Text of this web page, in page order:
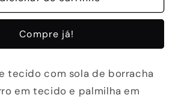
K134Compre já!
tecido com sola de borracha
em tecido e palmilha em